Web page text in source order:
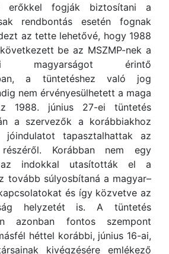
erőkkel fogják biztosítani a
rendbontás esetén fognak
az tette lehetővé, hogy 1988
be az MSZMP-nek a
magyarságot érintő
a tüntetéshez való jog
nem érvényesülhetett a maga
1988. június 27-ei tüntetés
a szervezők a korábbiakhoz
jóindulatot tapasztalhattak az
Korábban nem egy
indokkal utasították el a
tovább súlyosbítaná a magyar–
és így közvetve az
helyzetét is. A tüntetés
azonban fontos szempont
héttel korábbi, június 16-ai,
kivégzésére emlékező